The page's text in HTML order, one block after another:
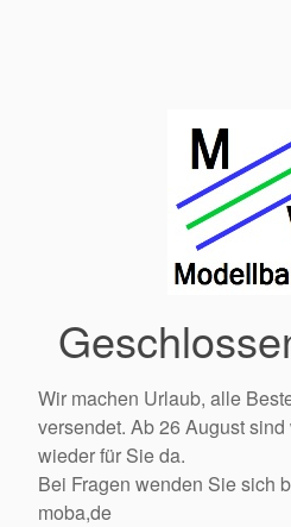
Wir machen Urlaub, alle
versendet. Ab 26 August
wieder für Sie da.
Bei Fragen wenden Sie sich
moba,de